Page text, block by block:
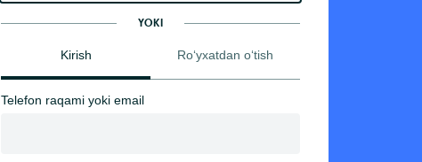
YOKI
Kirish Ro‘yxatdan o‘tish
Telefon raqami yoki email